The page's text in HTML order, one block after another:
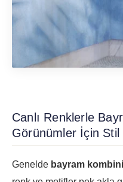
Canlı Renklerle
Görünümler İçin Stil
Genelde bayram